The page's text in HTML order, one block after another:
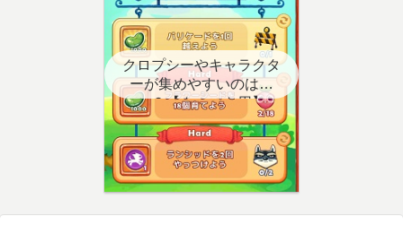
クロプシーやキャラクタ
ーが集めやすいのはど
こ？【クエスト用】